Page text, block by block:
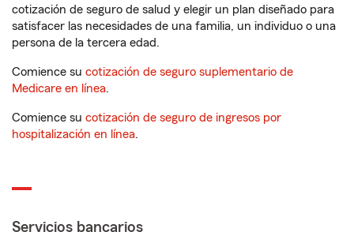
cotización de seguro de salud y elegir un plan diseñado para
satisfacer las necesidades de una familia, un individuo o una
persona de la tercera edad.
Comience su cotización de seguro suplementario de
Medicare en línea.
Comience su cotización de seguro de ingresos por
hospitalización en línea.
Servicios bancarios